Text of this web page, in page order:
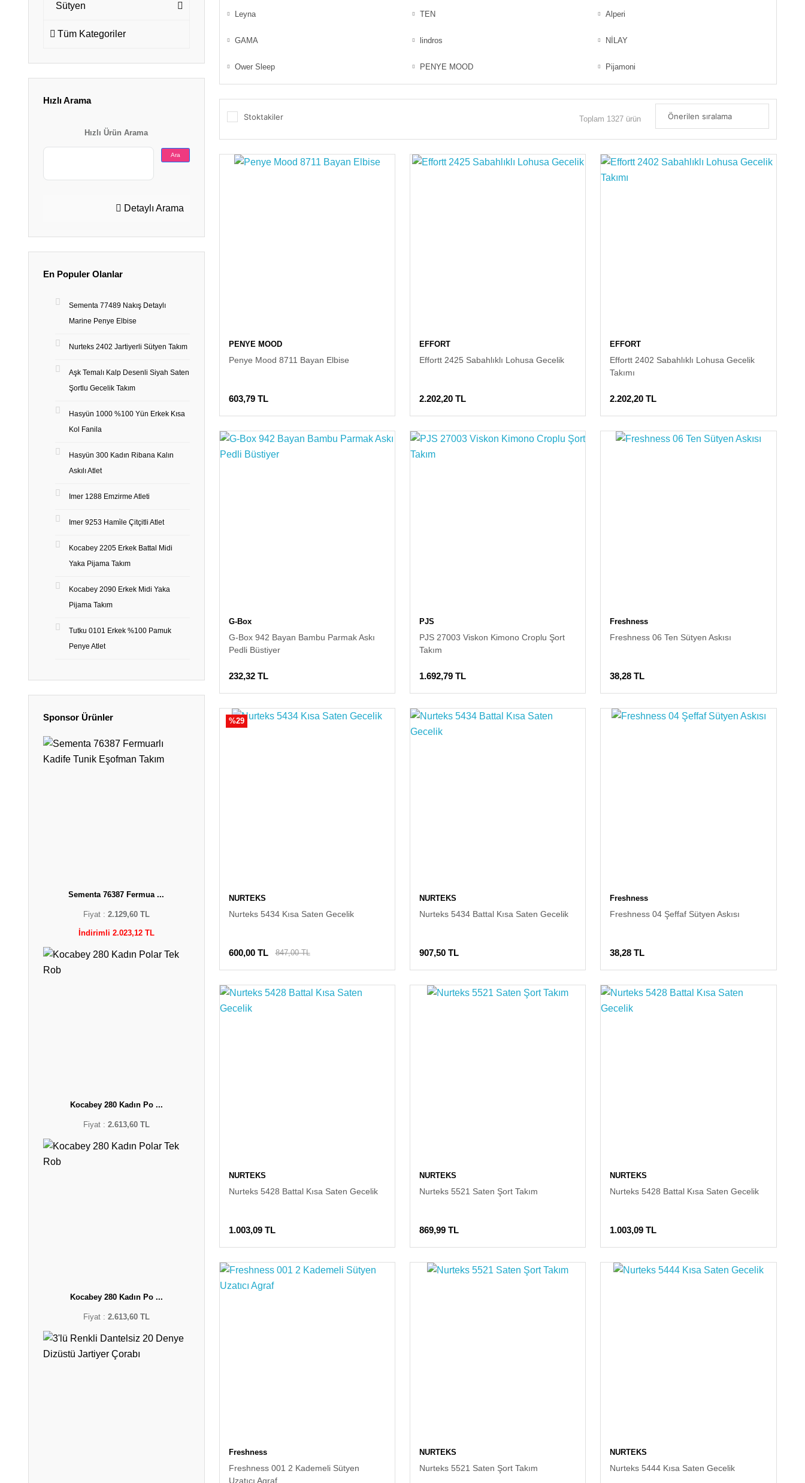
Sütyen
Tüm Kategoriler
Hızlı Arama
Hızlı Ürün Arama
Ara
Detaylı Arama
En Populer Olanlar
Sementa 77489 Nakış Detaylı
Marine Penye Elbise
Nurteks 2402 Jartiyerli Sütyen Takım
Aşk Temalı Kalp Desenli Siyah Saten
Şortlu Gecelik Takım
Hasyün 1000 %100 Yün Erkek Kısa
Kol Fanila
Hasyün 300 Kadın Ribana Kalın
Askılı Atlet
Imer 1288 Emzirme Atleti
Imer 9253 Hami̇le Çitçitli Atlet
Kocabey 2205 Erkek Battal Midi
Yaka Pijama Takım
Kocabey 2090 Erkek Midi Yaka
Pijama Takım
Tutku 0101 Erkek %100 Pamuk
Penye Atlet
Sponsor Ürünler
Sementa 76387 Fermua ...
Fiyat : 2.129,60 TL
İndirimli 2.023,12 TL
Kocabey 280 Kadın Po ...
Fiyat : 2.613,60 TL
Kocabey 280 Kadın Po ...
Fiyat : 2.613,60 TL
Leyna TEN Alperi
GAMA lindros NİLAY
Ower Sleep PENYE MOOD Pijamoni
Stoktakiler Toplam 1327 ürün
PENYE MOOD
Penye Mood 8711 Bayan Elbise
603,79 TL
EFFORT
Effortt 2425 Sabahlıklı Lohusa Gecelik
2.202,20 TL
EFFORT
Effortt 2402 Sabahlıklı Lohusa Gecelik
Takımı
2.202,20 TL
G-Box
G-Box 942 Bayan Bambu Parmak Askı
Pedli Büstiyer
232,32 TL
PJS
PJS 27003 Viskon Kimono Croplu Şort
Takım
1.692,79 TL
Freshness
Freshness 06 Ten Sütyen Askısı
38,28 TL
%29
NURTEKS
Nurteks 5434 Kısa Saten Gecelik
600,00 TL 847,00 TL
NURTEKS
Nurteks 5434 Battal Kısa Saten Gecelik
907,50 TL
Freshness
Freshness 04 Şeffaf Sütyen Askısı
38,28 TL
NURTEKS
Nurteks 5428 Battal Kısa Saten Gecelik
1.003,09 TL
NURTEKS
Nurteks 5521 Saten Şort Takım
869,99 TL
NURTEKS
Nurteks 5428 Battal Kısa Saten Gecelik
1.003,09 TL
Freshness
Freshness 001 2 Kademeli Sütyen
Uzatıcı Agraf
NURTEKS
Nurteks 5521 Saten Şort Takım
NURTEKS
Nurteks 5444 Kısa Saten Gecelik